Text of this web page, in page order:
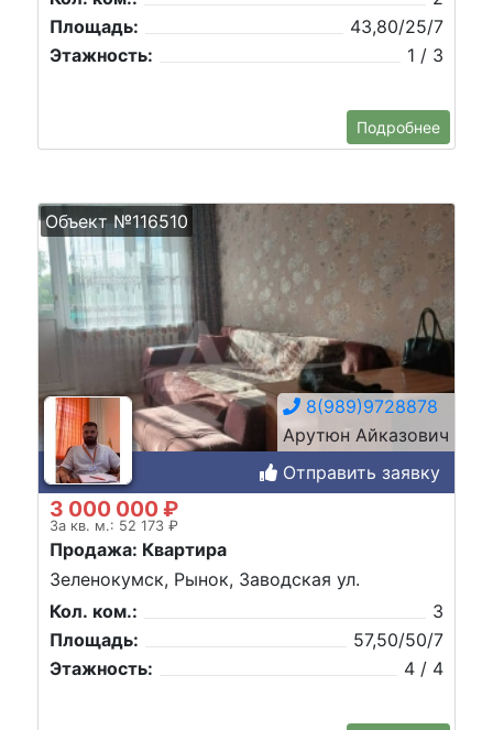
Площадь:
43,80/25/7
Этажность:
1 / 3
Подробнее
Объект №116510
8(989)9728878
Арутюн Айказович
Отправить заявку
3 000 000 ₽
За кв. м.: 52 173 ₽
Продажа: Квартира
Зеленокумск, Рынок, Заводская ул.
Кол. ком.:
3
Площадь:
57,50/50/7
Этажность:
4 / 4